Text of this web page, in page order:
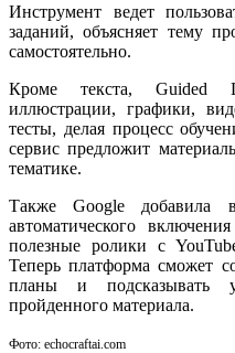
Инструмент ведет
заданий, объясняет тему
самостоятельно.
Кроме текста, Guided
иллюстрации, графики,
тесты, делая процесс
сервис предложит
тематике.
Также Google добавила
автоматического
полезные ролики с
Теперь платформа сможет
планы и подсказывать
пройденного материала.
Фото: echocraftai.com